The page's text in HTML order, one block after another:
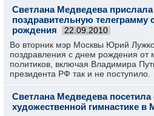
Светлана Медведева
поздравительную телеграмму
рождения
22.09.2010
Во вторник мэр Москвы Юрий
поздравления с днем рождения от
политиков, включая Владимира
президента РФ так и не поступило.
Светлана Медведева
художественной гимнастике в